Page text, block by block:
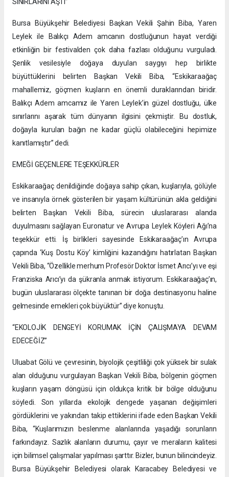
Bursa Büyükşehir Belediyesi Başkan Vekili Şahin Biba, Yaren
Leylek ile Balıkçı Adem amcanın dostluğunun hayat verdiği
etkinliğin bir festivalden çok daha fazlası olduğunu vurguladı.
Şenlik vesilesiyle doğaya duyulan saygıyı hep birlikte
büyüttüklerini belirten Başkan Vekili Biba, “Eskikaraağaç
mahallemiz, göçmen kuşların en önemli duraklarından biridir.
Balıkçı Adem amcamız ile Yaren Leylek’in güzel dostluğu, ülke
sınırlarını aşarak tüm dünyanın ilgisini çekmiştir. Bu dostluk,
doğayla kurulan bağın ne kadar güçlü olabileceğini hepimize
kanıtlamıştır” dedi.
EMEĞİ GEÇENLERE TEŞEKKÜRLER
Eskikaraağaç denildiğinde doğaya sahip çıkan, kuşlarıyla, gölüyle
ve insanıyla örnek gösterilen bir yaşam kültürünün akla geldiğini
belirten Başkan Vekili Biba, sürecin uluslararası alanda
duyulmasını sağlayan Euronatur ve Avrupa Leylek Köyleri Ağı’na
teşekkür etti. İş birlikleri sayesinde Eskikaraağaç’ın Avrupa
çapında ‘Kuş Dostu Köy’ kimliğini kazandığını hatırlatan Başkan
Vekili Biba, “Özellikle merhum Profesör Doktor İsmet Arıcı’yı ve eşi
Franziska Arıcı’yı da şükranla anmak istiyorum. Eskikaraağaç’ın,
bugün uluslararası ölçekte tanınan bir doğa destinasyonu haline
gelmesinde emekleri çok büyüktür” diye konuştu.
“EKOLOJİK DENGEYİ KORUMAK İÇİN ÇALIŞMAYA DEVAM
EDECEĞİZ”
Uluabat Gölü ve çevresinin, biyolojik çeşitliliği çok yüksek bir sulak
alan olduğunu vurgulayan Başkan Vekili Biba, bölgenin göçmen
kuşların yaşam döngüsü için oldukça kritik bir bölge olduğunu
söyledi. Son yıllarda ekolojik dengede yaşanan değişimleri
gördüklerini ve yakından takip ettiklerini ifade eden Başkan Vekili
Biba, “Kuşlarımızın beslenme alanlarında yaşadığı sorunların
farkındayız. Sazlık alanların durumu, çayır ve meraların kalitesi
için bilimsel çalışmalar yapılması şarttır. Bizler, bunun bilincindeyiz.
Bursa Büyükşehir Belediyesi olarak Karacabey Belediyesi ve